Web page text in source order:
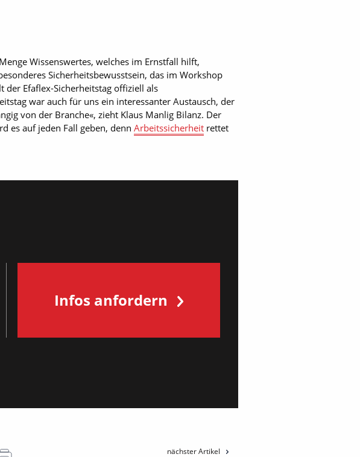
Wissenswertes, welches im Ernstfall hilft,
Sicherheitsbewusstsein, das im Workshop
Efaflex-Sicherheitstag offiziell als
war auch für uns ein interessanter Austausch, der
von der Branche«, zieht Klaus Manlig Bilanz. Der
es auf jeden Fall geben, denn Arbeitssicherheit rettet
Infos anfordern
nächster Artikel